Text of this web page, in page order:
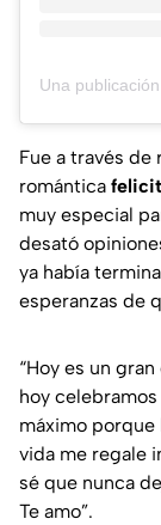
Fue a través de
romántica
muy especial
desató
ya había
esperanzas de
“Hoy es un
hoy
máximo
vida me regale
sé que nunca
Te amo”.